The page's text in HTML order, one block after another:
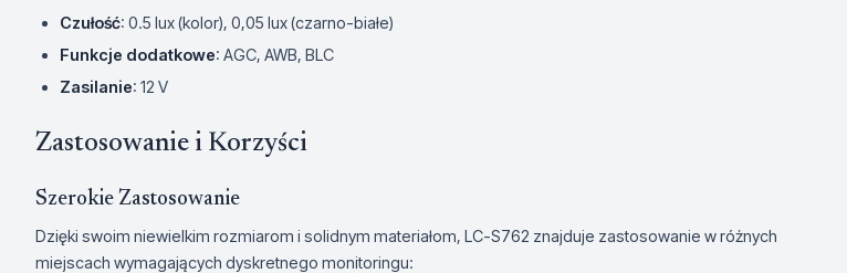
Czułość: 0.5 lux (kolor), 0,05 lux (czarno-białe)
Funkcje dodatkowe: AGC, AWB, BLC
Zasilanie: 12 V
Zastosowanie i Korzyści
Szerokie Zastosowanie
Dzięki swoim niewielkim rozmiarom i solidnym materiałom, LC-S762 znajduje zastosowanie w różnych
miejscach wymagających dyskretnego monitoringu: